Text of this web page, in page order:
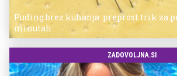
Puding brez kuhanja: preprost trik za
minutah
ZADOVOLJNA.SI